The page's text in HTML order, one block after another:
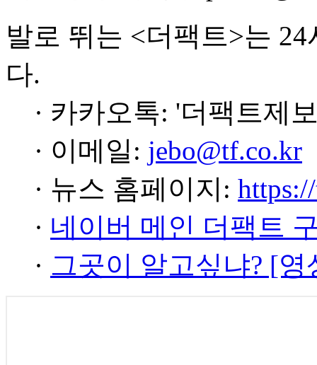
발로 뛰는 <더팩트>는
다.
· 카카오톡: '더팩트제
· 이메일: jebo@tf.co.kr
· 뉴스 홈페이지:
· 네이버 메인 더팩트
· 그곳이 알고싶냐? [